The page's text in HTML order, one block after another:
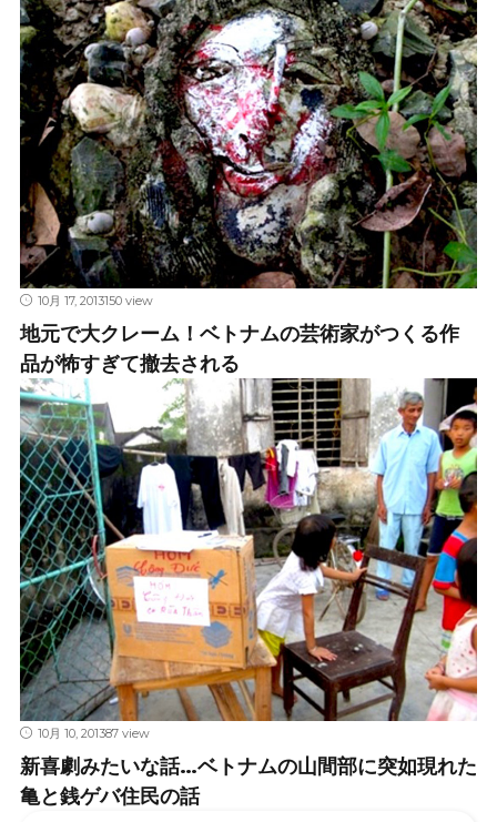
10月 17, 2013150 view
地元で大クレーム！ベトナムの芸術家がつくる作
品が怖すぎて撤去される
10月 10, 201387 view
新喜劇みたいな話…ベトナムの山間部に突如現れた
亀と銭ゲバ住民の話